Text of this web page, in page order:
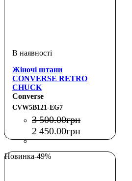
Жіночі штани
CONVERSE RETRO
CHUCK
Converse
CVW5B121-EG7
3 500.00грн
2 450.00грн
Новинка-49%